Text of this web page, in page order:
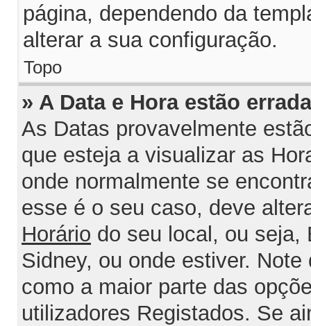
página, dependendo da
alterar a sua configuração.
Topo
» A Data e Hora estão
As Datas provavelmente
que esteja a visualizar as
onde normalmente se
esse é o seu caso, deve
Horário do seu local, ou seja,
Sidney, ou onde estiver.
como a maior parte das
utilizadores Registados. Se